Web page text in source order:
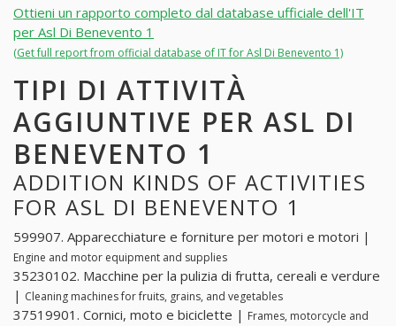
Ottieni un rapporto completo dal database ufficiale dell'IT
per Asl Di Benevento 1
(Get full report from official database of IT for Asl Di Benevento 1)
TIPI DI ATTIVITÀ
AGGIUNTIVE PER ASL DI
BENEVENTO 1
ADDITION KINDS OF ACTIVITIES
FOR ASL DI BENEVENTO 1
599907. Apparecchiature e forniture per motori e motori |
Engine and motor equipment and supplies
35230102. Macchine per la pulizia di frutta, cereali e verdure
| Cleaning machines for fruits, grains, and vegetables
37519901. Cornici, moto e biciclette | Frames, motorcycle and